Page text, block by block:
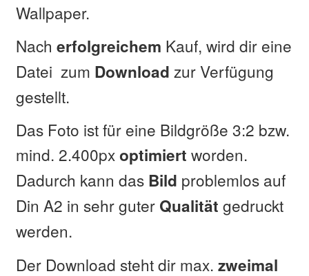
Wallpaper.
Nach erfolgreichem Kauf, wird dir eine
Datei zum Download zur Verfügung
gestellt.
Das Foto ist für eine Bildgröße 3:2 bzw.
mind. 2.400pxoptimiert worden.
Dadurch kann das Bild problemlos auf
Din A2 in sehr guter Qualität gedruckt
werden.
Der Download steht dir max. zweimal